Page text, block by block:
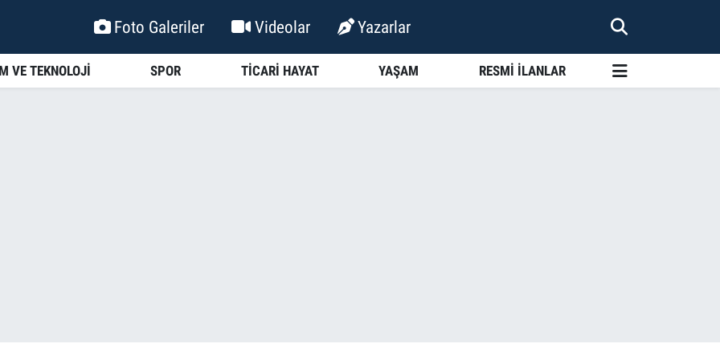
Foto Galeriler Videolar Yazarlar
VE TEKNOLOJİ SPOR TİCARİ HAYAT YAŞAM RESMİ İLANLAR